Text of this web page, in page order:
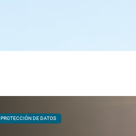
PROTECCIÓN DE DATOS